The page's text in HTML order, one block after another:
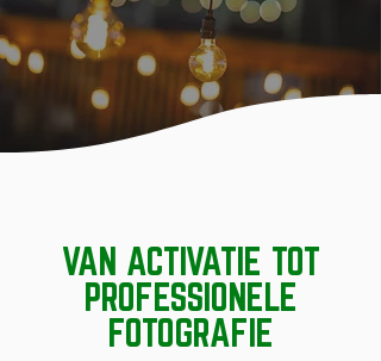
VAN ACTIVATIE TOT
PROFESSIONELE
FOTOGRAFIE